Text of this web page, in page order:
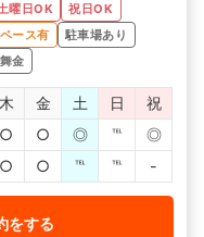
曜日OK
祝日OK
ース有
駐車場あり
金
木 金 土 日
祝
○ ○ ◎ ℡
◎
○ ○ ℡ ℡ -
をする